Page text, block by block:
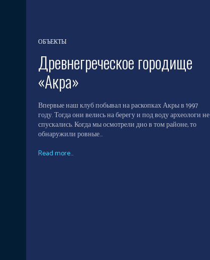
ОБЪЕКТЫ
Древнегреческое городище
«Акра»
Впервые наш клуб побывал на раскопках Акры в 1997
году. Тогда они велись на берегу и под воду археологи не
спускались. Когда мы осмотрели дно в том районе, то
обнаружили ровные...
Read more...